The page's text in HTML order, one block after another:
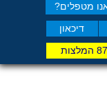
דיכאון
מטפלים?